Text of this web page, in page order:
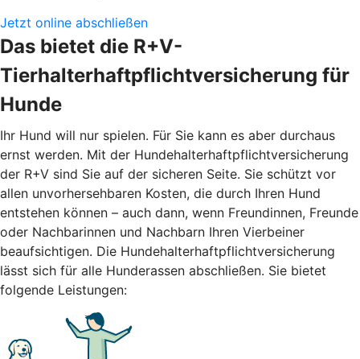
Jetzt online abschließen
Das bietet die R+V-
Tierhalterhaftpflichtversicherung für
Hunde
Ihr Hund will nur spielen. Für Sie kann es aber durchaus
ernst werden. Mit der Hundehalterhaftpflichtversicherung
der R+V sind Sie auf der sicheren Seite. Sie schützt vor
allen unvorhersehbaren Kosten, die durch Ihren Hund
entstehen können – auch dann, wenn Freundinnen, Freunde
oder Nachbarinnen und Nachbarn Ihren Vierbeiner
beaufsichtigen. Die Hundehalterhaftpflichtversicherung
lässt sich für alle Hunderassen abschließen. Sie bietet
folgende Leistungen: